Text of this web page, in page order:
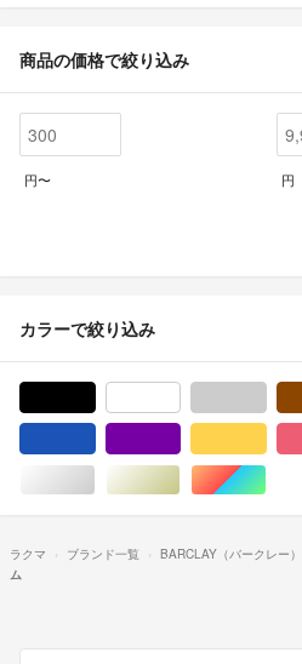
商品の価格で絞り込み
円〜 円
カラーで絞り込み
シルバー/銀色系ゴールド/金色系
マル
ラクマ ブランド一覧 BARCLAY（バークレー）
ム